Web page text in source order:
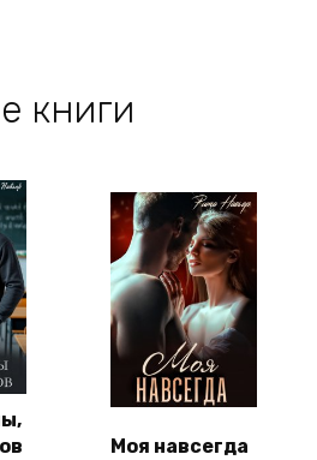
книги
Моя навсегда